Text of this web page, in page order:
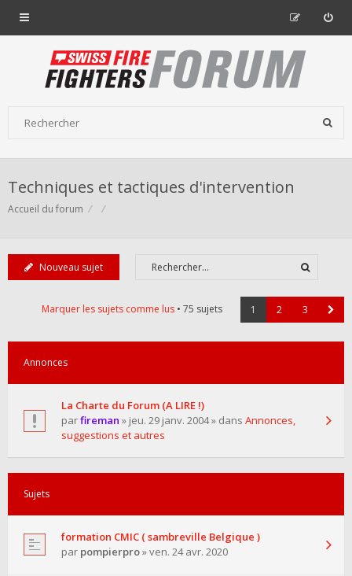
Techniques et tactiques d'intervention
Accueil du forum
Nouveau sujet
Marquer les sujets comme lus • 75 sujets 1 2 3
Annonces
La Charte du Forum (A LIRE !)
parfireman » jeu. 29 janv. 2004 » dans Annonces,
suggestions et autres
Sujets
formation CMIC ( sambreville Belgique )
par pompierpro» ven. 24 avr. 2020